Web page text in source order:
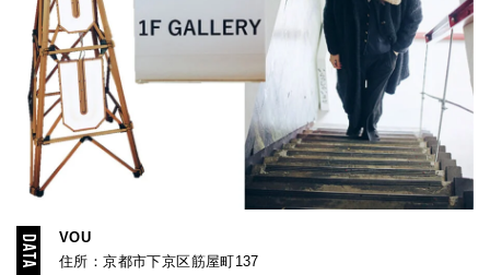
VOU
住所：京都市下京区筋屋町137